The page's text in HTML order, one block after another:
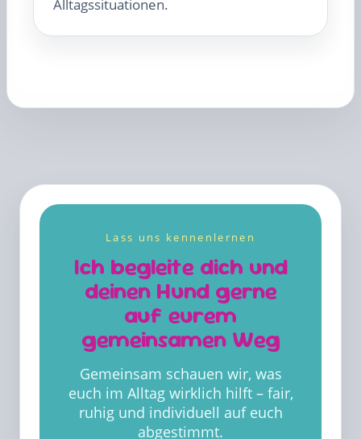
Alltagssituationen.
Lass uns kennenlernen
Ich begleite dich und
deinen Hund gerne
auf eurem
gemeinsamen Weg
Gemeinsam schauen wir, was
euch im Alltag wirklich hilft – fair,
ruhig und individuell auf euch
abgestimmt.